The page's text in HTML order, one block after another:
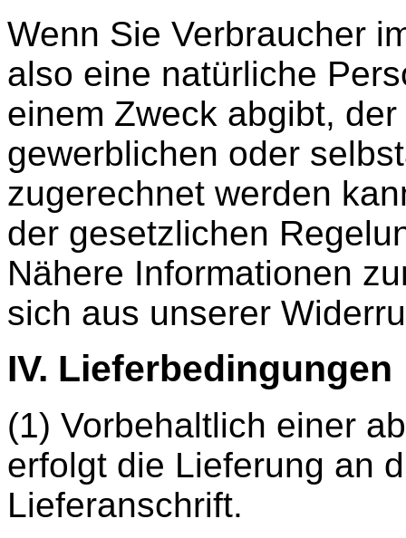
Wenn Sie Verbraucher
also eine natürliche
einem Zweck abgibt,
gewerblichen oder
zugerechnet werden
der gesetzlichen
Nähere Informationen
sich aus unserer
IV. Lieferbedingungen
(1) Vorbehaltlich einer
erfolgt die Lieferung an
Lieferanschrift.